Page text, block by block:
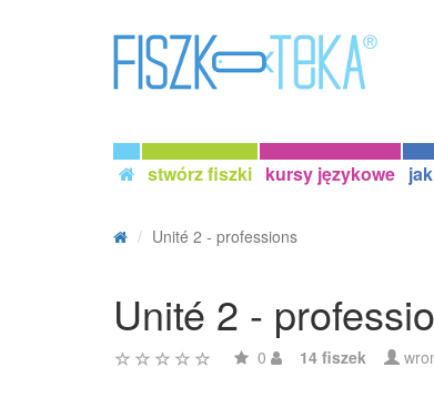
stwórz fiszki kursy językowe
Unité 2 - professions
Unité 2 -
0 14 fiszek